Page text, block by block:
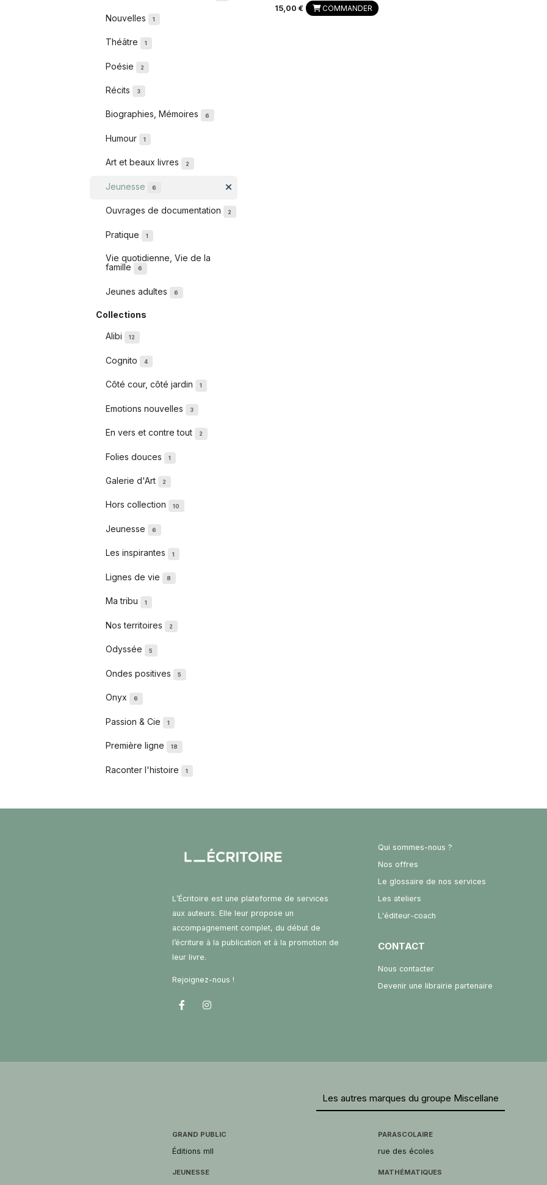
Nouvelles 1
Théâtre 1
Poésie 2
Récits 3
Biographies, Mémoires 6
Humour 1
Art et beaux livres 2
Jeunesse 6
Ouvrages de documentation 2
Pratique 1
Vie quotidienne, Vie de la
famille
6
Jeunes adultes 6
Collections
Alibi 12
Cognito 4
Côté cour, côté jardin 1
Emotions nouvelles 3
En vers et contre tout 2
Folies douces 1
Galerie d'Art 2
Hors collection 10
Jeunesse 6
Les inspirantes 1
Lignes de vie 8
Ma tribu 1
Nos territoires 2
Odyssée 5
Ondes positives 5
Onyx 6
Passion & Cie 1
Première ligne 18
Raconter l'histoire 1
15,00 € COMMANDER
L’Écritoire est une plateforme de services
aux auteurs. Elle leur propose un
accompagnement complet, du début de
l’écriture à la publication et à la promotion de
leur livre.
Rejoignez-nous !
Qui sommes-nous ?
Nos offres
Le glossaire de nos services
Les ateliers
L'éditeur-coach
CONTACT
Nous contacter
Devenir une librairie partenaire
Les autres marques du groupe Miscellane
GRAND PUBLIC
Éditions mll
JEUNESSE
PARASCOLAIRE
rue des écoles
MATHÉMATIQUES